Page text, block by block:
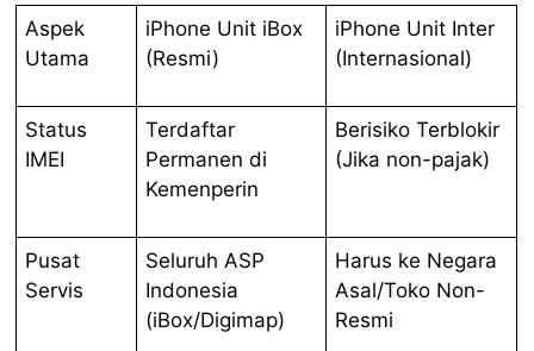
Aspek
Utama
iPhone Unit iBox
(Resmi)
iPhone Unit Inter
(Internasional)
Status
IMEI
Terdaftar
Permanen di
Kemenperin
Berisiko Terblokir
(Jika non-pajak)
Pusat
Servis
Seluruh ASP
Indonesia
(iBox/Digimap)
Harus ke Negara
Asal/Toko Non-
Resmi